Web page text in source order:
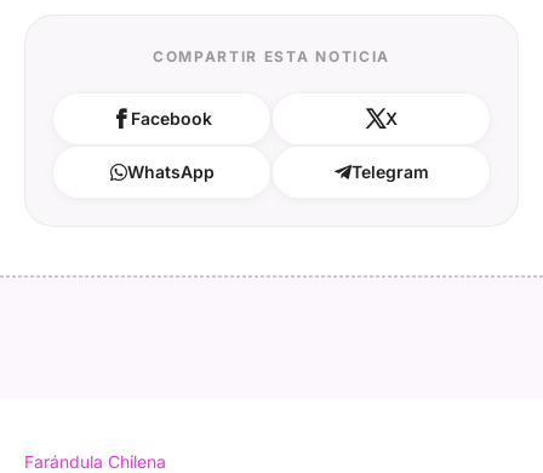
COMPARTIR ESTA NOTICIA
Facebook X
WhatsApp Telegram
Farándula Chilena